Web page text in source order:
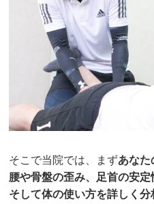
そこで当院では、まずあなた
腰や骨盤の歪み、足首の安定
そして体の使い方を詳しく分